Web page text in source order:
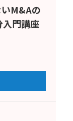
いM&Aの
門講座